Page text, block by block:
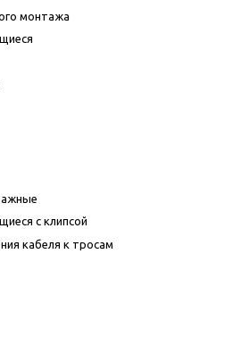
монтажа
с клипсой
кабеля к тросам